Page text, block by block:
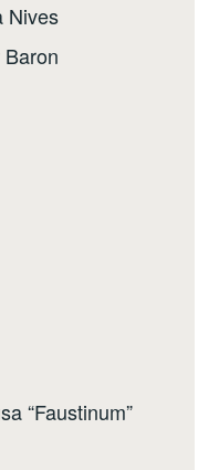
Nives
“Faustinum”